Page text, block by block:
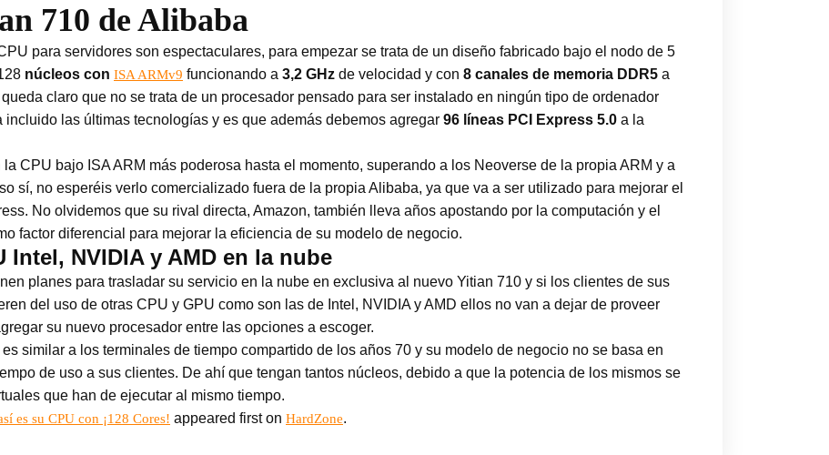
710 de Alibaba
para servidores son espectaculares, para empezar se trata de un diseño fabricado bajo el nodo de 5
núcleos con ISA ARMv9 funcionando a 3,2 GHz de velocidad y con 8 canales de memoria DDR5 a
claro que no se trata de un procesador pensado para ser instalado en ningún tipo de ordenador
las últimas tecnologías y es que además debemos agregar 96 líneas PCI Express 5.0 a la
CPU bajo ISA ARM más poderosa hasta el momento, superando a los Neoverse de la propia ARM y a
sí, no esperéis verlo comercializado fuera de la propia Alibaba, ya que va a ser utilizado para mejorar el
No olvidemos que su rival directa, Amazon, también lleva años apostando por la computación y el
factor diferencial para mejorar la eficiencia de su modelo de negocio.
Intel, NVIDIA y AMD en la nube
planes para trasladar su servicio en la nube en exclusiva al nuevo Yitian 710 y si los clientes de sus
del uso de otras CPU y GPU como son las de Intel, NVIDIA y AMD ellos no van a dejar de proveer
su nuevo procesador entre las opciones a escoger.
similar a los terminales de tiempo compartido de los años 70 y su modelo de negocio no se basa en
de uso a sus clientes. De ahí que tengan tantos núcleos, debido a que la potencia de los mismos se
que han de ejecutar al mismo tiempo.
es su CPU con ¡128 Cores! appeared first on HardZone.